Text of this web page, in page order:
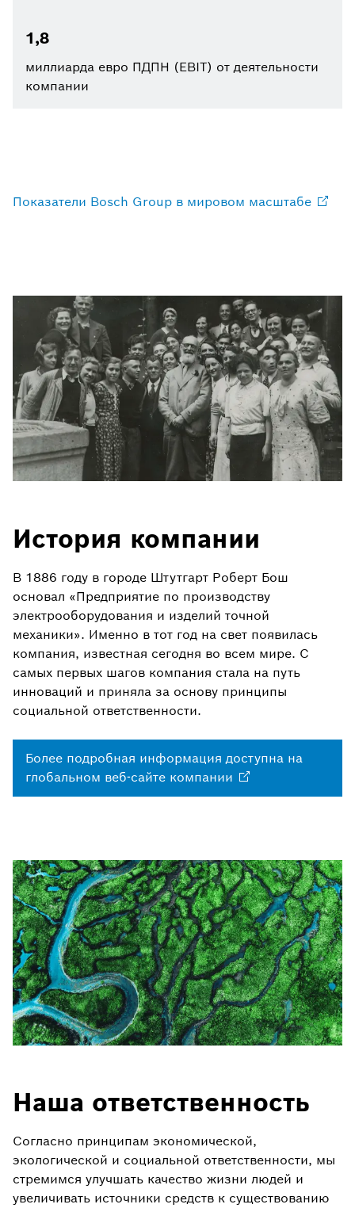
1,8
миллиарда евро ПДПН (EBIT) от деятельности
компании
Показатели Bosch Group в мировом масштабе
История компании
В 1886 году в городе Штутгарт Роберт Бош
основал «Предприятие по производству
электрооборудования и изделий точной
механики». Именно в тот год на свет появилась
компания, известная сегодня во всем мире. С
самых первых шагов компания стала на путь
инноваций и приняла за основу принципы
социальной ответственности.
Более подробная информация доступна на
глобальном веб-сайте компании
Наша ответственность
Согласно принципам экономической,
экологической и социальной ответственности, мы
стремимся улучшать качество жизни людей и
увеличивать источники средств к существованию